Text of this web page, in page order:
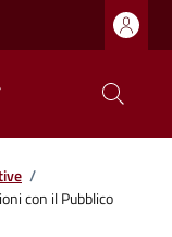
/
con il Pubblico